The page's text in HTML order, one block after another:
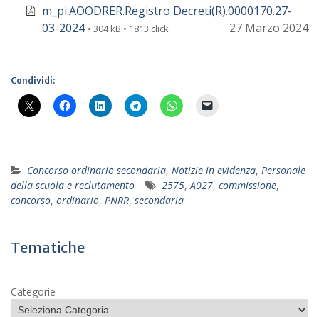
m_pi.AOODRER.Registro Decreti(R).0000170.27-
03-2024 • 304 kB • 1813 click 27 Marzo 2024
Condividi:
Concorso ordinario secondaria, Notizie in evidenza, Personale
della scuola e reclutamento
2575,A027, commissione,
concorso, ordinario, PNRR, secondaria
Tematiche
Categorie